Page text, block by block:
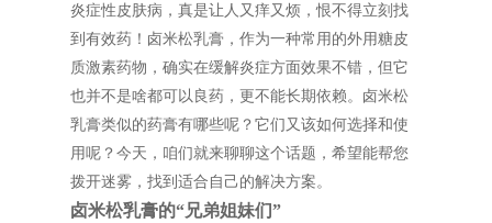
炎症性皮肤病，真是让人又痒又烦，恨不得立刻找
到有效药！卤米松乳膏，作为一种常用的外用糖皮
质激素药物，确实在缓解炎症方面效果不错，但它
也并不是啥都可以良药，更不能长期依赖。卤米松
乳膏类似的药膏有哪些呢？它们又该如何选择和使
用呢？今天，咱们就来聊聊这个话题，希望能帮您
拨开迷雾，找到适合自己的解决方案。
卤米松乳膏的“兄弟姐妹们”